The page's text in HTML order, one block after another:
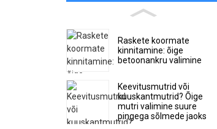
Raskete koormate
kinnitamine: õige
betoonankru valimine
Keevitusmutrid või
kuuskantmutrid? Õige
mutri valimine suure
pingega sõlmede jaoks